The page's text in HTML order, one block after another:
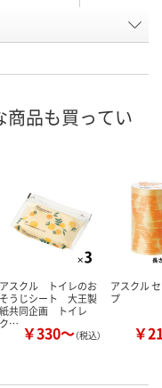
NR95311
月）
カゴへ カ
商品も買ってい
アスクル トイレのお
そうじシート 大王製
紙共同企画 トイレ
ク… ￥330～（税込）
アスクル
プ
￥